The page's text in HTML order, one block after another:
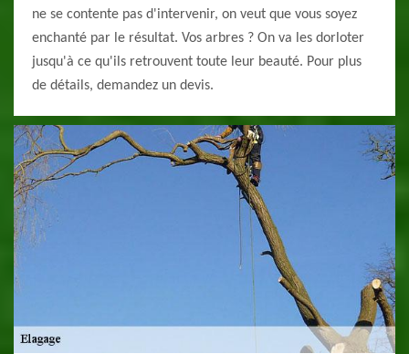
ne se contente pas d'intervenir, on veut que vous soyez
enchanté par le résultat. Vos arbres ? On va les dorloter
jusqu'à ce qu'ils retrouvent toute leur beauté. Pour plus
de détails, demandez un devis.